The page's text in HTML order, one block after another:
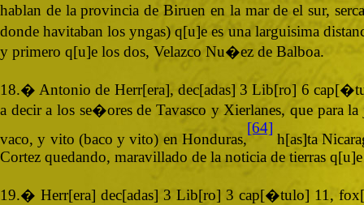
hablan de la provincia de Biruen en la mar de el sur,
donde havitaban los yngas) q[u]e es una larguisima
y primero q[u]e los dos, Velazco Nu�ez de Balboa.
18.� Antonio de Herr[era], dec[adas] 3 Lib[ro] 6
a decir a los se�ores de Tavasco y Xierlanes, que para
vaco, y vito (baco y vito) en Honduras,
[64]
h[as]ta
Cortez quedando, maravillado de la noticia de tierras q[u]e
19.� Herr[era] dec[adas] 3 Lib[ro] 3 cap[�tulo] 11,